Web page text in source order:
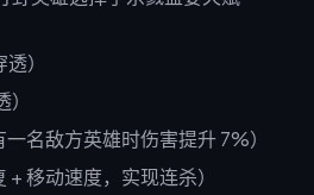
）
名敌方英雄时伤害提升 7%）
移动速度，实现连杀）